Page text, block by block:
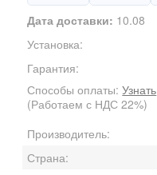
Дата доставки: 10.08
Установка:
Гарантия:
Способы оплаты: Узнать
(Работаем с НДС 22%)
Производитель:
Страна: